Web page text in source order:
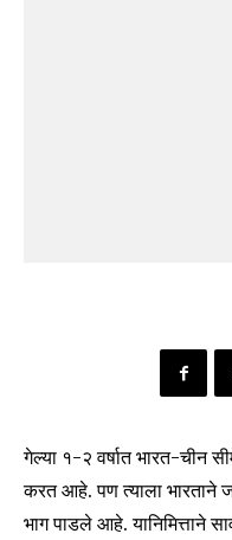
गेल्या १-२ वर्षात भारत-चीन
करत आहे. पण त्याला भारताने
भाग पाडले आहे. यानिमित्ताने